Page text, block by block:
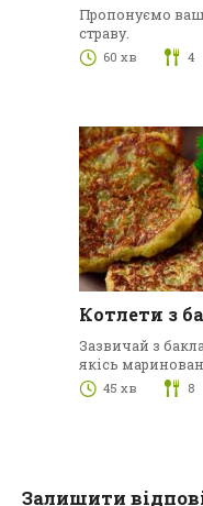
Пропонуємо
страву.
60 хв 4
Котлети з
Зазвичай з
якісь
45 хв 8
Залишити